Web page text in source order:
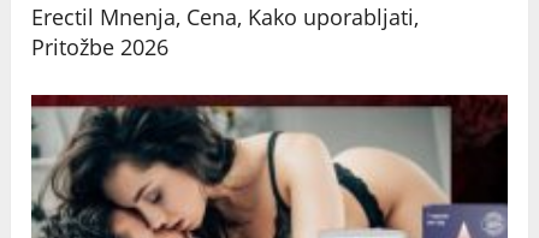
Erectil Mnenja, Cena, Kako uporabljati,
Pritožbe 2026